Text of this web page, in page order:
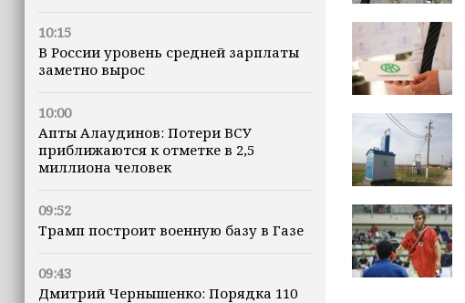
10:15
В России уровень средней зарплаты
заметно вырос
10:00
Апты Алаудинов: Потери ВСУ
приближаются к отметке в 2,5
миллиона человек
09:52
Трамп построит военную базу в Газе
09:43
Дмитрий Чернышенко: Порядка 110